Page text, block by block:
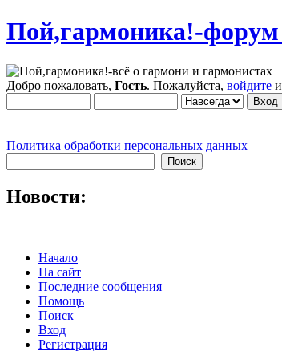
Пой,гармоника!-форум
Добро пожаловать, Гость. Пожалуйста, войдите
Политика обработки персональных данных
Новости:
Начало
На сайт
Последние сообщения
Помощь
Поиск
Вход
Регистрация